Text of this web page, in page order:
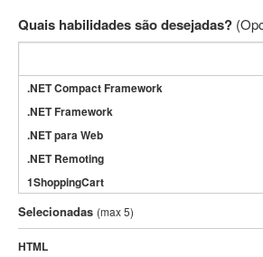
Quais habilidades são desejadas?
.NET Compact Framework
.NET Framework
.NET para Web
.NET Remoting
1ShoppingCart
3DS Max
3GSM
4D Dimension
Selecionadas (max 5)
HTML